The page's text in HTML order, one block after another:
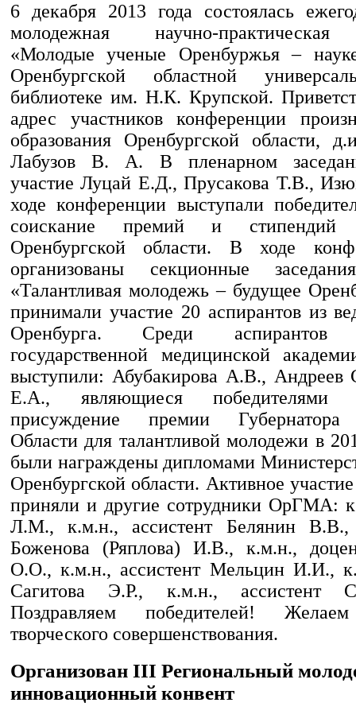
6 декабря 2013 года состоялась
молодежная научно-
«Молодые ученые Оренбуржья –
Оренбургской областной
библиотеке им. Н.К. Крупской.
адрес участников конференции
образования Оренбургской области,
Лабузов В. A. В пленарном
участие Луцай Е.Д., Прусакова Т.В.,
ходе конференции выступали
соискание премий и стипендий
Оренбургской области. В ходе
организованы секционные
«Талантливая молодежь – будущее
принимали участие 20 аспирантов из
Оренбурга. Среди аспирантов
государственной медицинской
выступили: Абубакирова А.В., Андреев
Е.А., являющиеся победителями
присуждение премии Губернатора
Области для талантливой молодежи в
были награждены дипломами
Оренбургской области. Активное
приняли и другие сотрудники ОрГМА:
Л.М., к.м.н., ассистент Белянин В.В.,
Боженова (Ряплова) И.В., к.м.н.,
О.О., к.м.н., ассистент Мельцин И.И.,
Сагитова Э.Р., к.м.н., ассистент
Поздравляем победителей!
творческого совершенствования.
Организован III Региональный
инновационный конвент